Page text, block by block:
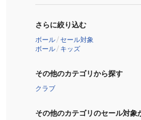
さらに絞り込む
ボール/セール対象
ボール/ キッズ
その他のカテゴリから探す
クラブ
その他のカテゴリのセール対象